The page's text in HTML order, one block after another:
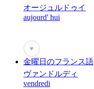
オージュルドゥイ
aujourd' hui
♥
金曜日のフランス語
ヴァンドルディ
vendredi